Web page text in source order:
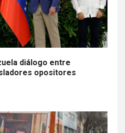
diálogo entre
opositores